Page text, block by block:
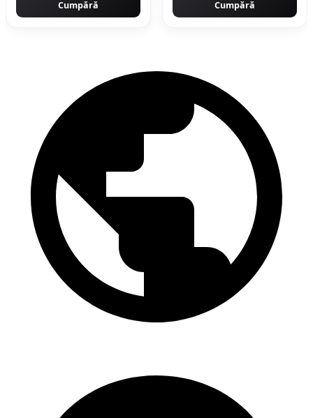
Cumpără Cumpără